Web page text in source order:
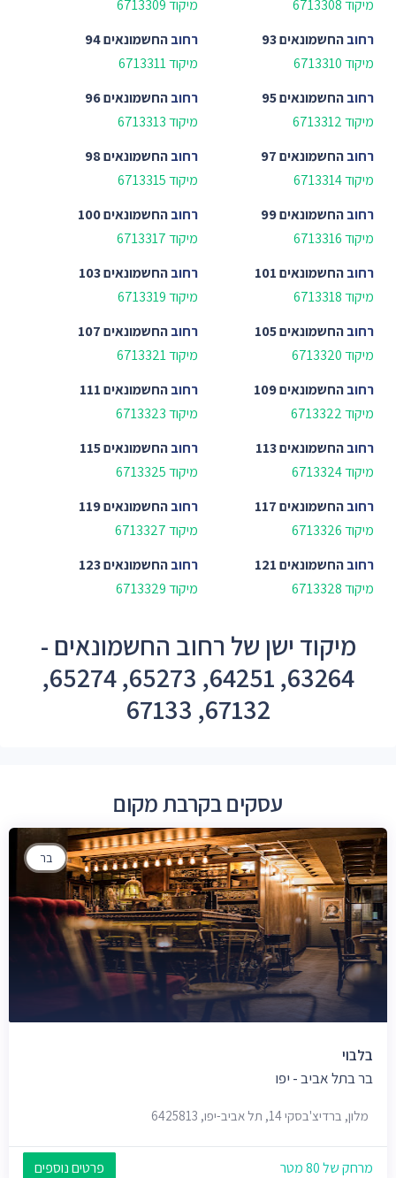
מיקוד 6713308
מיקוד 6713309
רחובהחשמונאים 93
מיקוד 6713310
רחובהחשמונאים 94
מיקוד 6713311
רחובהחשמונאים 95
מיקוד 6713312
רחובהחשמונאים 96
מיקוד 6713313
רחובהחשמונאים 97
מיקוד 6713314
רחובהחשמונאים 98
מיקוד 6713315
רחובהחשמונאים 99
מיקוד 6713316
רחובהחשמונאים 100
מיקוד 6713317
רחובהחשמונאים 101
מיקוד 6713318
רחובהחשמונאים 103
מיקוד 6713319
רחובהחשמונאים 105
מיקוד 6713320
רחובהחשמונאים 107
מיקוד 6713321
רחובהחשמונאים 109
מיקוד 6713322
רחובהחשמונאים 111
מיקוד 6713323
רחובהחשמונאים 113
מיקוד 6713324
רחובהחשמונאים 115
מיקוד 6713325
רחובהחשמונאים 117
מיקוד 6713326
רחובהחשמונאים 119
מיקוד 6713327
רחובהחשמונאים 121
מיקוד 6713328
רחובהחשמונאים 123
מיקוד 6713329
מיקוד ישן של רחוב החשמונאים -
63264, 64251, 65273, 65274,
67132, 67133
עסקים בקרבת מקום
בר
בלבוי
בר בתל אביב - יפו
מלון, ברדיצ'בסקי 14, תל אביב-יפו, 6425813
מרחק של 80 מטר פרטים נוספים